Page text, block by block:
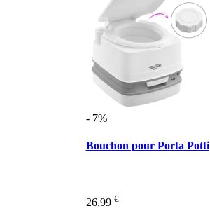
- 7%
Bouchon pour Porta Potti
26,99 €